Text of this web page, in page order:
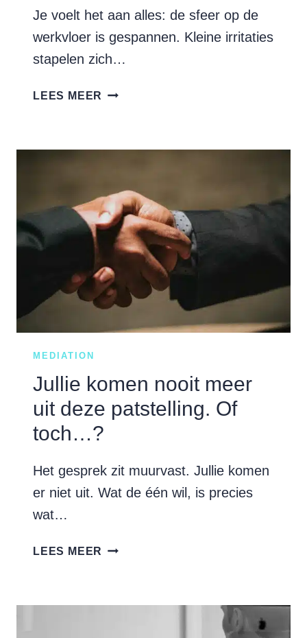
Je voelt het aan alles: de sfeer op de
werkvloer is gespannen. Kleine irritaties
stapelen zich…
LEES MEER CONFLICTEN
JE
DE
ANGEL
ERUIT?
MEDIATION
Jullie komen nooit meer
uit deze patstelling. Of
toch…?
Het gesprek zit muurvast. Jullie komen
er niet uit. Wat de één wil, is precies
wat…
LEES MEER JULLIE